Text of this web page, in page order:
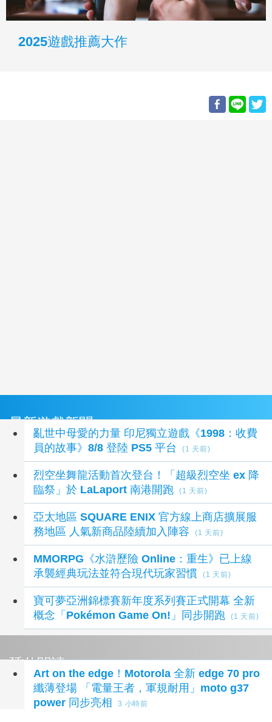
2025遊戲推薦大作
最新遊戲新聞
亂世中母愛的力量 印尼獨立遊戲《1998：收費
員的故事》8/8 登陸 PS5 平台
(1 天前)
烈空坐舞龍活動首次登台！「超級烈空坐 ex 降
臨祭」於 LaLaport 南港開跑
(1 天前)
亞太地區 SQUARE ENIX 官方線上商店擴展服
務地區 人氣新商品陸續加入陣容
(1 天前)
MMORPG《水滸歷險 Online：重生》已上線
承襲經典玩法並符合現代玩家習慣
(1 天前)
寶可夢亞洲錦標賽新年度系列賽正式開幕 全新
概念「Pokémon Game On!」同步開跑
(1 天前)
延伸閱讀
Art on the edge！Motorola 全新 edge 70 pro
纖薄登場 「電量王者，軍規耐用」moto g37
power 同步亮相
3 小時前